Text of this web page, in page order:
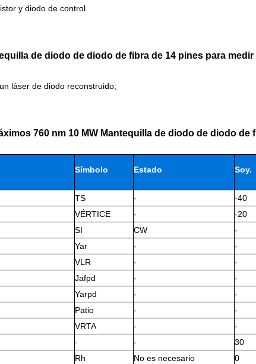
y diodo de control.
de diodo de diodo de fibra de 14 pines para medir
láser de diodo reconstruido;
760 nm 10 MW Mantequilla de diodo de diodo de
Símbolo Estado Soy.
TS - -40
VÉRTICE - -20
SI CW -
Yar - -
VLR - -
Jafpd - -
Yarpd - -
Patio - -
VRTA - -
- - 30
Rh No es necesario 0